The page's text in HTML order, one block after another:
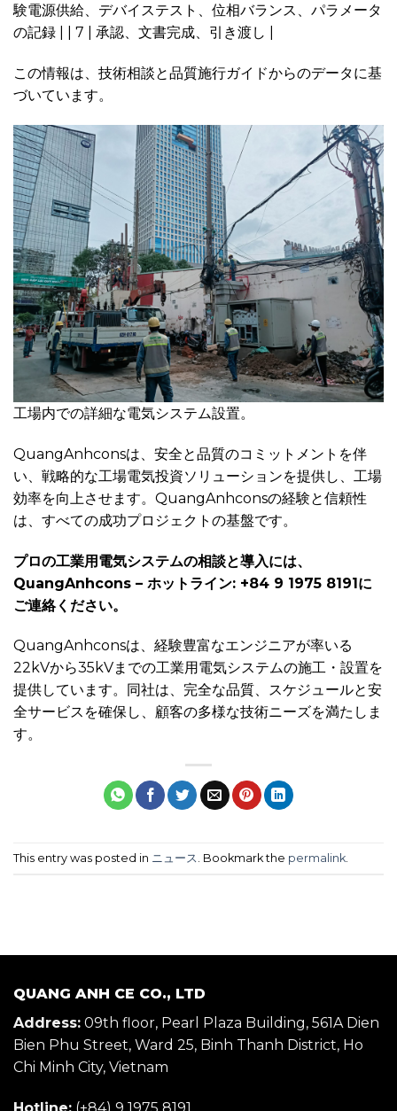
験電源供給、デバイステスト、位相バランス、パラメータ
の記録 | | 7 | 承認、文書完成、引き渡し |
この情報は、技術相談と品質施行ガイドからのデータに基
づいています。
工場内での詳細な電気システム設置。
QuangAnhconsは、安全と品質のコミットメントを伴
い、戦略的な工場電気投資ソリューションを提供し、工場
効率を向上させます。QuangAnhconsの経験と信頼性
は、すべての成功プロジェクトの基盤です。
プロの工業用電気システムの相談と導入には、
QuangAnhcons – ホットライン: +84 9 1975 8191に
ご連絡ください。
QuangAnhconsは、経験豊富なエンジニアが率いる
22kVから35kVまでの工業用電気システムの施工・設置を
提供しています。同社は、完全な品質、スケジュールと安
全サービスを確保し、顧客の多様な技術ニーズを満たしま
す。
This entry was posted in ニュース . Bookmark the permalink
QUANG ANH CE CO., LTD
Address: 09th floor, Pearl Plaza Building, 561A Dien
Bien Phu Street, Ward 25, Binh Thanh District, Ho
Chi Minh City, Vietnam